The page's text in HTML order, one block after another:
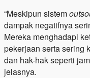
“Meskipun sistem
dampak negatifnya
Mereka menghadapi
pekerjaan serta sering
dan hak-hak seperti
jelasnya.